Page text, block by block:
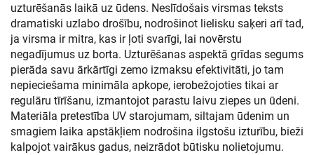
uzturēšanās laikā uz ūdens. Neslīdošais virsmas teksts
dramatiski uzlabo drošību, nodrošinot lielisku saķeri arī tad,
ja virsma ir mitra, kas ir ļoti svarīgi, lai novērstu
negadījumus uz borta. Uzturēšanas aspektā grīdas segums
pierāda savu ārkārtīgi zemo izmaksu efektivitāti, jo tam
nepieciešama minimāla apkope, ierobežojoties tikai ar
regulāru tīrīšanu, izmantojot parastu laivu ziepes un ūdeni.
Materiāla pretestība UV starojumam, siltajam ūdenim un
smagiem laika apstākļiem nodrošina ilgstošu izturību, bieži
kalpojot vairākus gadus, neizrādot būtisku nolietojumu.